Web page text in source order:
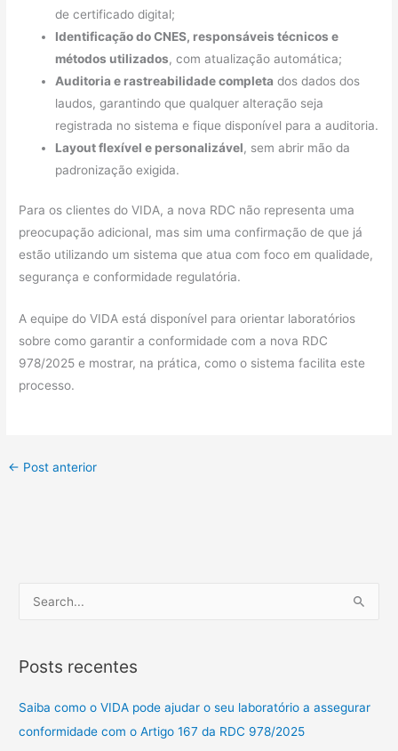
de certificado digital;
Identificação do CNES, responsáveis técnicos e
métodos utilizados, com atualização automática;
Auditoria e rastreabilidade completa dos dados dos
laudos, garantindo que qualquer alteração seja
registrada no sistema e fique disponível para a auditoria.
Layout flexível e personalizável, sem abrir mão da
padronização exigida.
Para os clientes do VIDA, a nova RDC não representa uma
preocupação adicional, mas sim uma confirmação de que já
estão utilizando um sistema que atua com foco em qualidade,
segurança e conformidade regulatória.
A equipe do VIDA está disponível para orientar laboratórios
sobre como garantir a conformidade com a nova RDC
978/2025 e mostrar, na prática, como o sistema facilita este
processo.
← Post anterior
q
u
Posts recentes
Saiba como o VIDA pode ajudar o seu laboratório a assegurar
conformidade com o Artigo 167 da RDC 978/2025